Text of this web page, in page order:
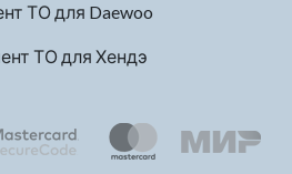
ТО для Daewoo
ТО для Хендэ